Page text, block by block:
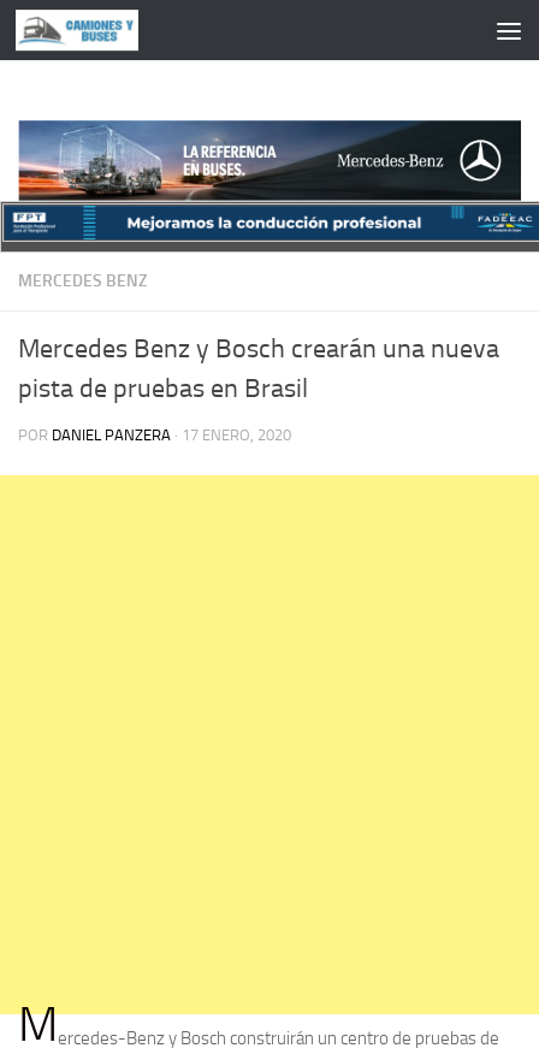
Saltar al contenido
MERCEDES BENZ
Mercedes Benz y Bosch crearán una nueva
pista de pruebas en Brasil
POR DANIEL PANZERA · 17 ENERO, 2020
Mercedes-Benz y Bosch construirán un centro de pruebas de